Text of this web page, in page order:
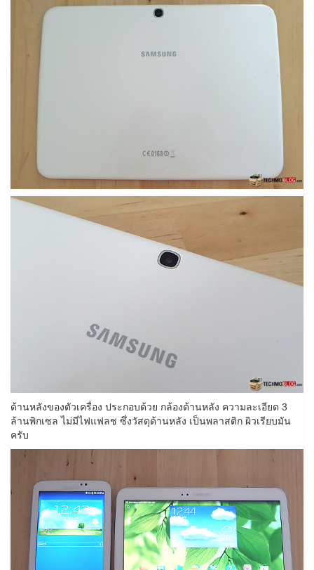
ด้านหลังของตัวเครื่อง ประกอบด้วย กล้องด้านหลัง ความละเอียด 3
ล้านพิกเซล ไม่มีไฟแฟลช ซึ่งวัสดุด้านหลัง เป็นพลาสติก ผิวเรียบมัน
ครับ